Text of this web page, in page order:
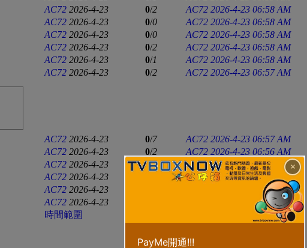
×
AC72 2026-4-23 0/2 AC72 2026-4-23 06:58 AM
AC72 2026-4-23 0/0 AC72 2026-4-23 06:58 AM
AC72 2026-4-23 0/0 AC72 2026-4-23 06:58 AM
AC72 2026-4-23 0/2 AC72 2026-4-23 06:58 AM
AC72 2026-4-23 0/1 AC72 2026-4-23 06:58 AM
AC72 2026-4-23 0/2 AC72 2026-4-23 06:57 AM
AC72 2026-4-23 0/7 AC72 2026-4-23 06:57 AM
AC72 2026-4-23 0/2 AC72 2026-4-23 06:56 AM
AC72 2026-4-23 0/1 AC72 2026-4-23 06:56 AM
AC72 2026-4-23 AC72 2026-4-23 06:55 AM
AC72 2026-4-23
2026-4-23 06:54 AM
AC72 2026-4-23
2026-4-23 06:53 AM
時間範圍